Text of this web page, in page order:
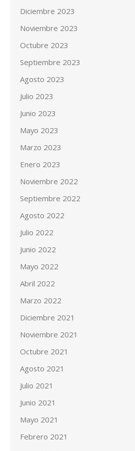
Diciembre 2023
Noviembre 2023
Octubre 2023
Septiembre 2023
Agosto 2023
Julio 2023
Junio 2023
Mayo 2023
Marzo 2023
Enero 2023
Noviembre 2022
Septiembre 2022
Agosto 2022
Julio 2022
Junio 2022
Mayo 2022
Abril 2022
Marzo 2022
Diciembre 2021
Noviembre 2021
Octubre 2021
Agosto 2021
Julio 2021
Junio 2021
Mayo 2021
Febrero 2021